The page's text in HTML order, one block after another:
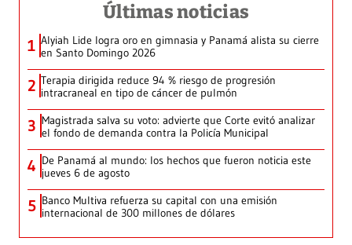
Últimas noticias
1 Alyiah Lide logra oro en gimnasia y Panamá alista su cierre
en Santo Domingo 2026
2 Terapia dirigida reduce 94 % riesgo de progresión
intracraneal en tipo de cáncer de pulmón
3 Magistrada salva su voto: advierte que Corte evitó analizar
el fondo de demanda contra la Policía Municipal
4 De Panamá al mundo: los hechos que fueron noticia este
jueves 6 de agosto
5 Banco Multiva refuerza su capital con una emisión
internacional de 300 millones de dólares